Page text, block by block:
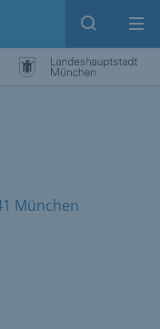
Suche
München